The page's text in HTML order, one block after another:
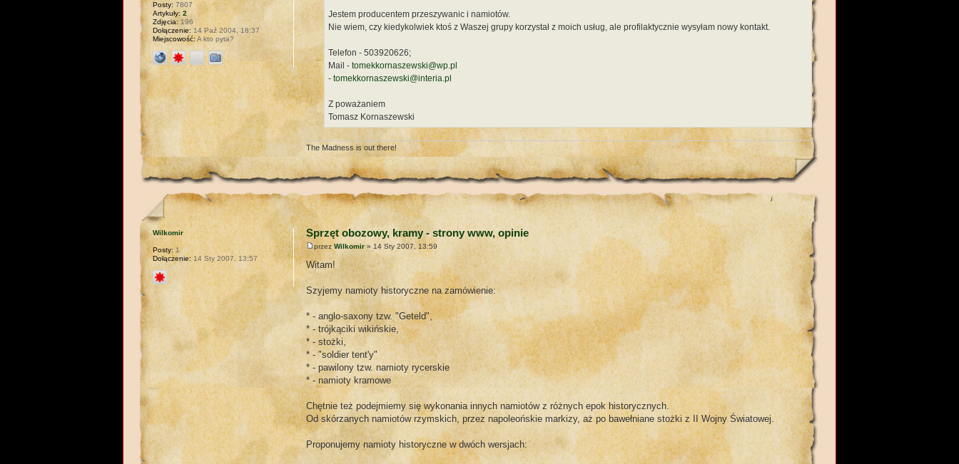
Jestem producentem przeszywanic i namiotów.
Nie wiem, czy kiedykolwiek ktoś z Waszej grupy korzystał z moich usług, ale profilaktycznie wysyłam nowy kontakt.
Telefon - 503920626;
Mail -tomekkornaszewski@wp.pl
-tomekkornaszewski@interia.pl
Z poważaniem
Tomasz Kornaszewski
The Madness is out there!
Posty: 7807
Artykuły: 2
Zdjęcia: 196
Dołączenie: 14 Paź 2004, 18:37
Miejscowość:A kto pyta?
Sprzęt obozowy, kramy - strony www, opinie
przezWilkomir » 14 Sty 2007, 13:59
Witam!
Szyjemy namioty historyczne na zamówienie:
* - anglo-saxony tzw. "Geteld",
* - trójkąciki wikińskie,
* - stożki,
* - "soldier tent'y"
* - pawilony tzw. namioty rycerskie
* - namioty kramowe
Chętnie też podejmiemy się wykonania innych namiotów z różnych epok historycznych.
Od skórzanych namiotów rzymskich, przez napoleońskie markizy, aż po bawełniane stożki z II Wojny Światowej.
Proponujemy namioty historyczne w dwóch wersjach:
Wilkomir
Posty:1
Dołączenie: 14 Sty 2007, 13:57